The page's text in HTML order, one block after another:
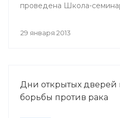
проведена Школа-
29 января 2013
Дни открытых дверей
борьбы против рака